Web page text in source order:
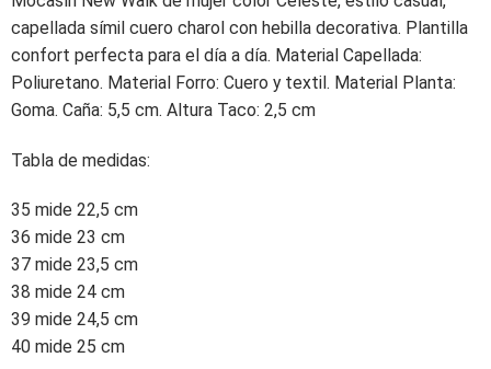
capellada símil cuero charol con hebilla decorativa. Plantilla
confort perfecta para el día a día. Material Capellada:
Poliuretano. Material Forro: Cuero y textil. Material Planta:
Goma. Caña: 5,5 cm. Altura Taco: 2,5 cm
Tabla de medidas:
35 mide 22,5 cm
36 mide 23 cm
37 mide 23,5 cm
38 mide 24 cm
39 mide 24,5 cm
40 mide 25 cm